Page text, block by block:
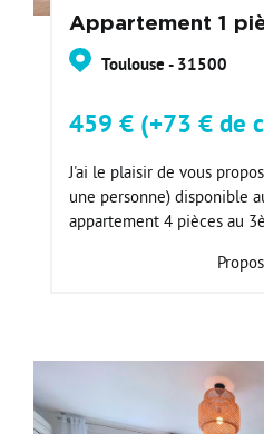
Appartement 1
Toulouse - 31500
459 € (+73 € de
J'ai le plaisir de vous
une personne) disponible
appartement 4 pièces au